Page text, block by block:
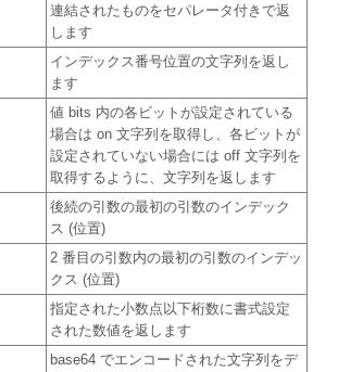
連結されたものをセパレータ付きで返
します
インデックス番号位置の文字列を返し
ます
値 bits 内の各ビットが設定されている
場合は on 文字列を取得し、各ビットが
設定されていない場合には off 文字列を
取得するように、文字列を返します
後続の引数の最初の引数のインデック
ス (位置)
2 番目の引数内の最初の引数のインデッ
クス (位置)
指定された小数点以下桁数に書式設定
された数値を返します
base64 でエンコードされた文字列をデ